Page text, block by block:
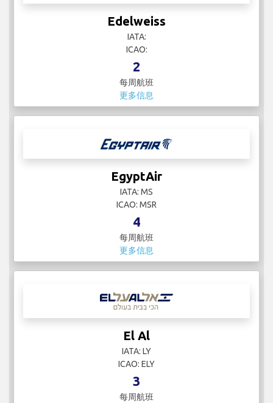
Edelweiss
IATA:
ICAO:
2
每周航班
更多信息
EgyptAir
IATA: MS
ICAO: MSR
4
每周航班
更多信息
El Al
IATA: LY
ICAO: ELY
3
每周航班